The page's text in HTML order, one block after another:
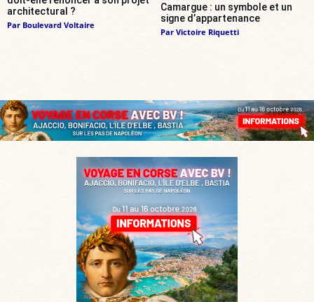
architectural ?
Par Boulevard Voltaire
Camargue : un symbole et un
signe d’appartenance
Par Victoire Riquetti